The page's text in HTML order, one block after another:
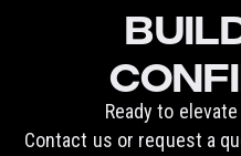
Ready to
Contact us or request a